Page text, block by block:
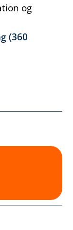
og
(360